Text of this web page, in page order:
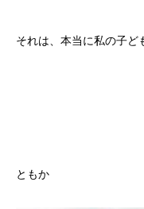
それは、本当に私の子ど
ともか